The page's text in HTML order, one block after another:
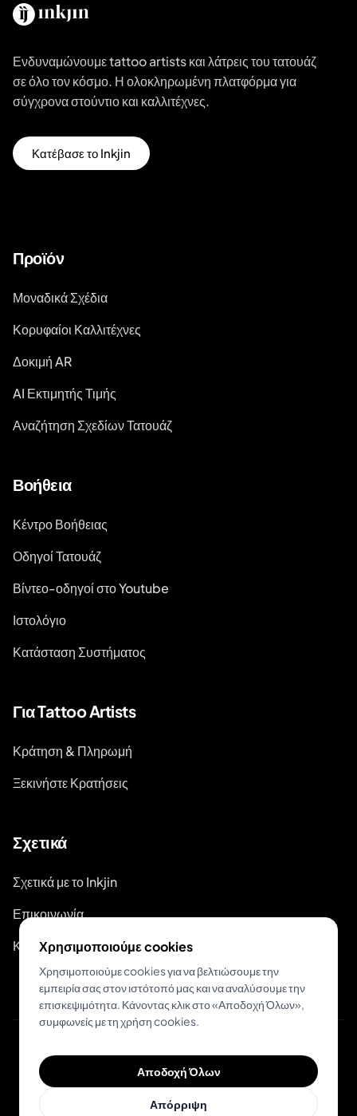
Ενδυναμώνουμε tattoo artists και λάτρεις του τατουάζ
σε όλο τον κόσμο. Η ολοκληρωμένη πλατφόρμα για
σύγχρονα στούντιο και καλλιτέχνες.
Κατέβασε το Inkjin
Προϊόν
Μοναδικά Σχέδια
Κορυφαίοι Καλλιτέχνες
Δοκιμή AR
AI Εκτιμητής Τιμής
Αναζήτηση Σχεδίων Τατουάζ
Βοήθεια
Κέντρο Βοήθειας
Οδηγοί Τατουάζ
Βίντεο-οδηγοί στο Youtube
Ιστολόγιο
Κατάσταση Συστήματος
Για Tattoo Artists
Κράτηση & Πληρωμή
Ξεκινήστε Κρατήσεις
Σχετικά
Σχετικά με το Inkjin
Επικοινωνία
Κιτ Επωνυμίας
© 2026 Inkjin
Πολιτική ΑπορρήτουΌροι Χρήσης
Χρησιμοποιούμε cookies
Χρησιμοποιούμε cookies για να βελτιώσουμε την
εμπειρία σας στον ιστότοπό μας και να αναλύσουμε την
επισκεψιμότητα. Κάνοντας κλικ στο «Αποδοχή Όλων»,
συμφωνείς με τη χρήση cookies.
Αποδοχή Όλων
Απόρριψη